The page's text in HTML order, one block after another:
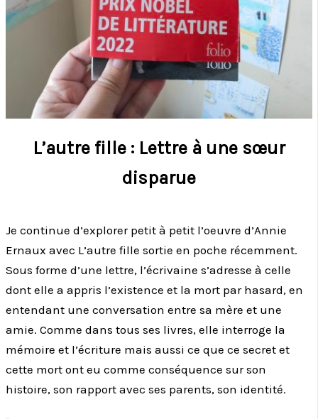
L’autre fille : Lettre à une sœur
disparue
Je continue d’explorer petit à petit l’oeuvre d’Annie
Ernaux avec L’autre fille sortie en poche récemment.
Sous forme d’une lettre, l’écrivaine s’adresse à celle
dont elle a appris l’existence et la mort par hasard, en
entendant une conversation entre sa mère et une
amie. Comme dans tous ses livres, elle interroge la
mémoire et l’écriture mais aussi ce que ce secret et
cette mort ont eu comme conséquence sur son
histoire, son rapport avec ses parents, son identité.